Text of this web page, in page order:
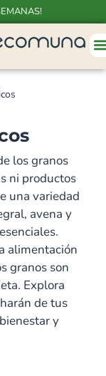
los granos
ni productos
una variedad
avena y
alimentación
granos son
Explora
de tus
y